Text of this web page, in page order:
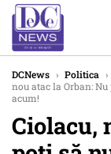
DCNews › Politica ›
nou atac la Orban:
acum!
Ciolacu,